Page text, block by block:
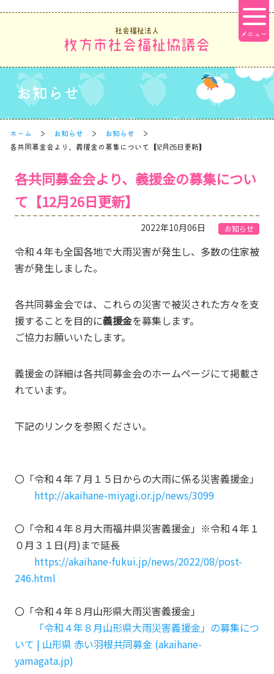
社会福祉法人
枚方市社会福祉協議会
お知らせ
ホーム お知らせ
お知らせ
各共同募金会より、義援金の募集について【12月26日更新】
各共同募金会より、義援金の募集につい
て【12月26日更新】
2022年10月06日 お知らせ
令和４年も全国各地で大雨災害が発生し、多数の住家被
害が発生しました。
各共同募金会では、これらの災害で被災された方々を支
援することを目的に義援金を募集します。
ご協力お願いいたします。
義援金の詳細は各共同募金会のホームページにて掲載さ
れています。
下記のリンクを参照ください。
〇「令和４年７月１５日からの大雨に係る災害義援金」
http://akaihane-miyagi.or.jp/news/3099
〇「令和４年８月大雨福井県災害義援金」※令和４年１
０月３１日(月)まで延長
https://akaihane-fukui.jp/news/2022/08/post-
246.html
〇「令和４年８月山形県大雨災害義援金」
「令和４年８月山形県大雨災害義援金」の募集につ
いて | 山形県 赤い羽根共同募金 (akaihane-
yamagata.jp)